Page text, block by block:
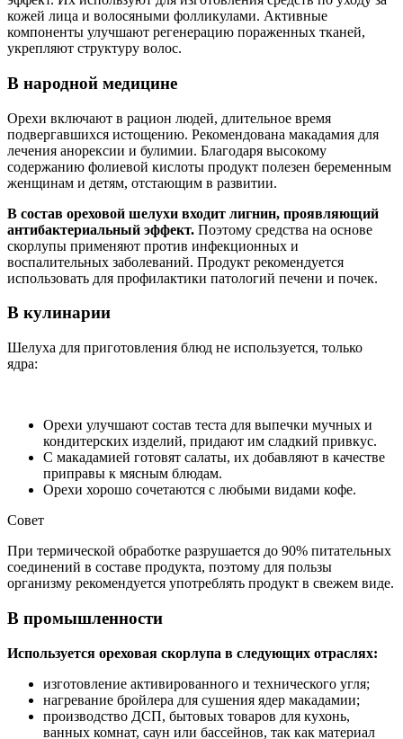
кожей лица и волосяными фолликулами. Активные
компоненты улучшают регенерацию пораженных тканей,
укрепляют структуру волос.
В народной медицине
Орехи включают в рацион людей, длительное время
подвергавшихся истощению. Рекомендована макадамия для
лечения анорексии и булимии. Благодаря высокому
содержанию фолиевой кислоты продукт полезен беременным
женщинам и детям, отстающим в развитии.
В состав ореховой шелухи входит лигнин, проявляющий
антибактериальный эффект. Поэтому средства на основе
скорлупы применяют против инфекционных и
воспалительных заболеваний. Продукт рекомендуется
использовать для профилактики патологий печени и почек.
В кулинарии
Шелуха для приготовления блюд не используется, только
ядра:
Орехи улучшают состав теста для выпечки мучных и
кондитерских изделий, придают им сладкий привкус.
С макадамией готовят салаты, их добавляют в качестве
приправы к мясным блюдам.
Орехи хорошо сочетаются с любыми видами кофе.
Совет
При термической обработке разрушается до 90% питательных
соединений в составе продукта, поэтому для пользы
организму рекомендуется употреблять продукт в свежем виде.
В промышленности
Используется ореховая скорлупа в следующих отраслях:
изготовление активированного и технического угля;
нагревание бройлера для сушения ядер макадамии;
производство ДСП, бытовых товаров для кухонь,
ванных комнат, саун или бассейнов, так как материал